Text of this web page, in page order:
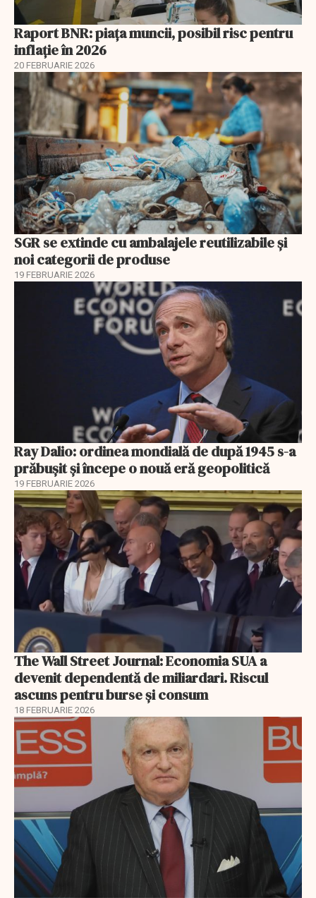
Raport BNR: piața muncii, posibil risc pentru
inflație în 2026
20 FEBRUARIE 2026
SGR se extinde cu ambalajele reutilizabile și
noi categorii de produse
19 FEBRUARIE 2026
Ray Dalio: ordinea mondială de după 1945 s-a
prăbușit și începe o nouă eră geopolitică
19 FEBRUARIE 2026
The Wall Street Journal: Economia SUA a
devenit dependentă de miliardari. Riscul
ascuns pentru burse și consum
18 FEBRUARIE 2026
EXCLUSIV